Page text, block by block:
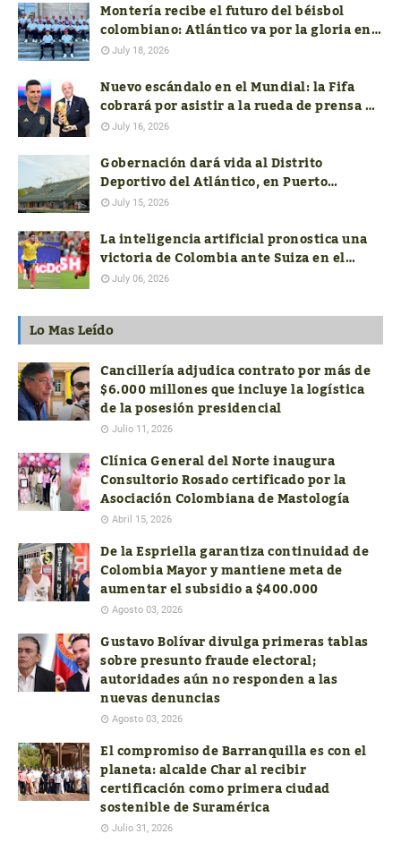
Montería recibe el futuro del béisbol
colombiano: Atlántico va por la gloria en
el Nacional Sub-18
July 18, 2026
Nuevo escándalo en el Mundial: la Fifa
cobrará por asistir a la rueda de prensa de
los técnicos finalistas
July 16, 2026
Gobernación dará vida al Distrito
Deportivo del Atlántico, en Puerto
Colombia
July 15, 2026
La inteligencia artificial pronostica una
victoria de Colombia ante Suiza en el
mundial FIFA 2026
July 06, 2026
Lo Mas Leído
Cancillería adjudica contrato por más de
$6.000 millones que incluye la logística
de la posesión presidencial
Julio 11, 2026
Clínica General del Norte inaugura
Consultorio Rosado certificado por la
Asociación Colombiana de Mastología
Abril 15, 2026
De la Espriella garantiza continuidad de
Colombia Mayor y mantiene meta de
aumentar el subsidio a $400.000
Agosto 03, 2026
Gustavo Bolívar divulga primeras tablas
sobre presunto fraude electoral;
autoridades aún no responden a las
nuevas denuncias
Agosto 03, 2026
El compromiso de Barranquilla es con el
planeta: alcalde Char al recibir
certificación como primera ciudad
sostenible de Suramérica
Julio 31, 2026